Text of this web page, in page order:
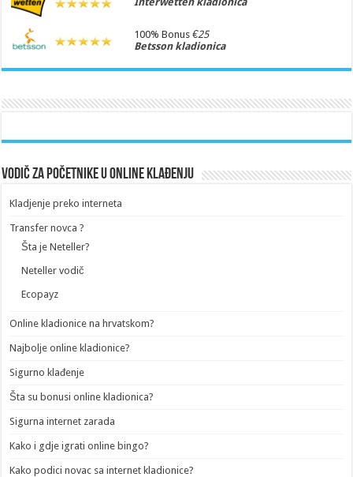
100% Bonus€25
Betsson kladionica
Vodič za početnike u online klađenju
Kladjenje preko interneta
Transfer novca ?
Šta je Neteller?
Neteller vodič
Ecopayz
Online kladionice na hrvatskom?
Najbolje online kladionice?
Sigurno klađenje
Šta su bonusi online kladionica?
Sigurna internet zarada
Kako i gdje igrati online bingo?
Kako podici novac sa internet kladionice?